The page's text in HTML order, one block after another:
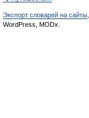
Экспорт словарей на сайты
WordPress, MODx.